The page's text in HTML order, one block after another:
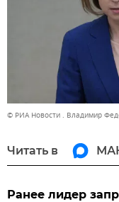
© РИА Новости . Владимир
Читать в
Ранее лидер